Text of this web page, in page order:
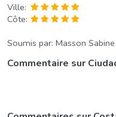
Ville:
Côte:
Soumis par: Masson Sabine
Commentaire sur